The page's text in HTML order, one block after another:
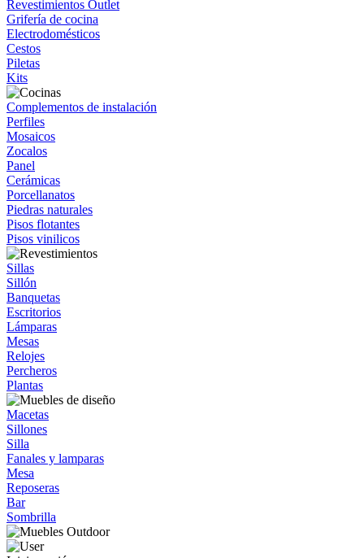
Revestimientos Outlet
Grifería de cocina
Electrodomésticos
Cestos
Piletas
Kits
Complementos de instalación
Perfiles
Mosaicos
Zocalos
Panel
Cerámicas
Porcellanatos
Piedras naturales
Pisos flotantes
Pisos vinilicos
Sillas
Sillón
Banquetas
Escritorios
Lámparas
Mesas
Relojes
Percheros
Plantas
Macetas
Sillones
Silla
Fanales y lamparas
Mesa
Reposeras
Bar
Sombrilla